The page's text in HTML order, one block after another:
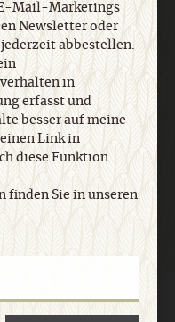
.
Jetzt anmelden
Barrierefreiheit
E-Mail-Marketings
Newsletter oder
abbestellen.
in
erfasst und
besser auf meine
Link in
diese Funktion
Sie in unseren